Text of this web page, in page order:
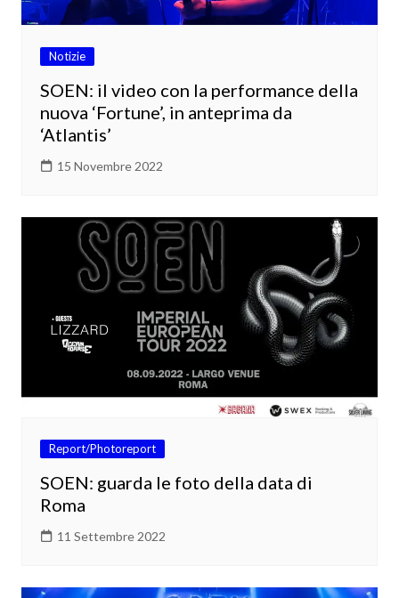
Notizie
SOEN: il video con la performance della
nuova ‘Fortune’, in anteprima da
‘Atlantis’
15 Novembre 2022
Report/Photoreport
SOEN: guarda le foto della data di
Roma
11 Settembre 2022